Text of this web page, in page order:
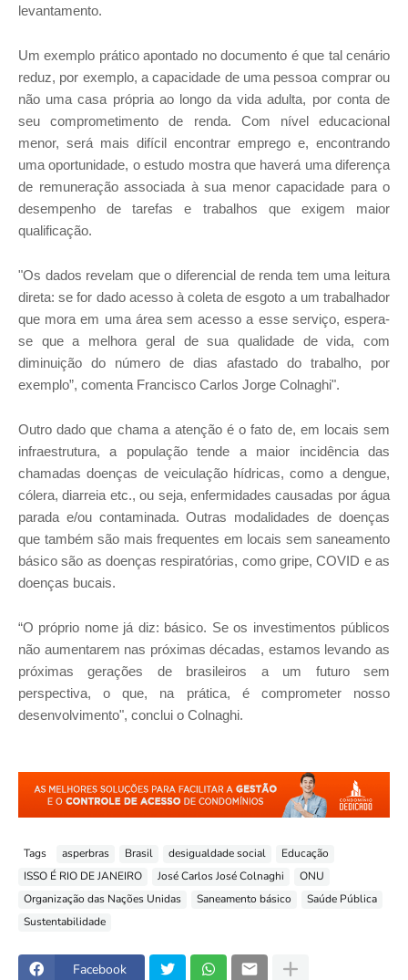
levantamento.
Um exemplo prático apontado no documento é que tal cenário
reduz, por exemplo, a capacidade de uma pessoa comprar ou
não uma casa própria ao longo da vida adulta, por conta de
seu comprometimento de renda. Com nível educacional
menor, será mais difícil encontrar emprego e, encontrando
uma oportunidade, o estudo mostra que haverá uma diferença
de remuneração associada à sua menor capacidade para o
desempenho de tarefas e trabalhos que exigem maior
qualificação.
"Os dados revelam que o diferencial de renda tem uma leitura
direta: se for dado acesso à coleta de esgoto a um trabalhador
que mora em uma área sem acesso a esse serviço, espera-
se que a melhora geral de sua qualidade de vida, com
diminuição do número de dias afastado do trabalho, por
exemplo”, comenta Francisco Carlos Jorge Colnaghi".
Outro dado que chama a atenção é o fato de, em locais sem
infraestrutura, a população tende a maior incidência das
chamadas doenças de veiculação hídricas, como a dengue,
cólera, diarreia etc., ou seja, enfermidades causadas por água
parada e/ou contaminada. Outras modalidades de doenças
que também são mais frequentes em locais sem saneamento
básico são as doenças respiratórias, como gripe, COVID e as
doenças bucais.
“O próprio nome já diz: básico. Se os investimentos públicos
não aumentarem nas próximas décadas, estamos levando as
próximas gerações de brasileiros a um futuro sem
perspectiva, o que, na prática, é comprometer nosso
desenvolvimento", conclui o Colnaghi.
Tags asperbras Brasil desigualdade social
Educação
ISSO É RIO DE JANEIRO
José Carlos José Colnaghi
ONU
Organização das Nações Unidas
Saneamento básico
Saúde Pública
Sustentabilidade
Facebook